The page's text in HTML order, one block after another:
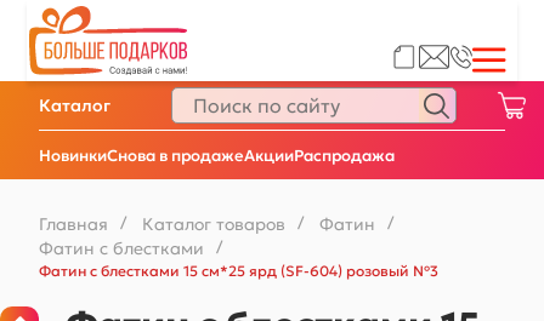
НовинкиСнова в продажеАкцииРаспродажа
Каталог
Главная / Каталог товаров / Фатин /
Фатин с блестками
/
Фатин с блестками 15 см*25 ярд (SF-604) розовый №3